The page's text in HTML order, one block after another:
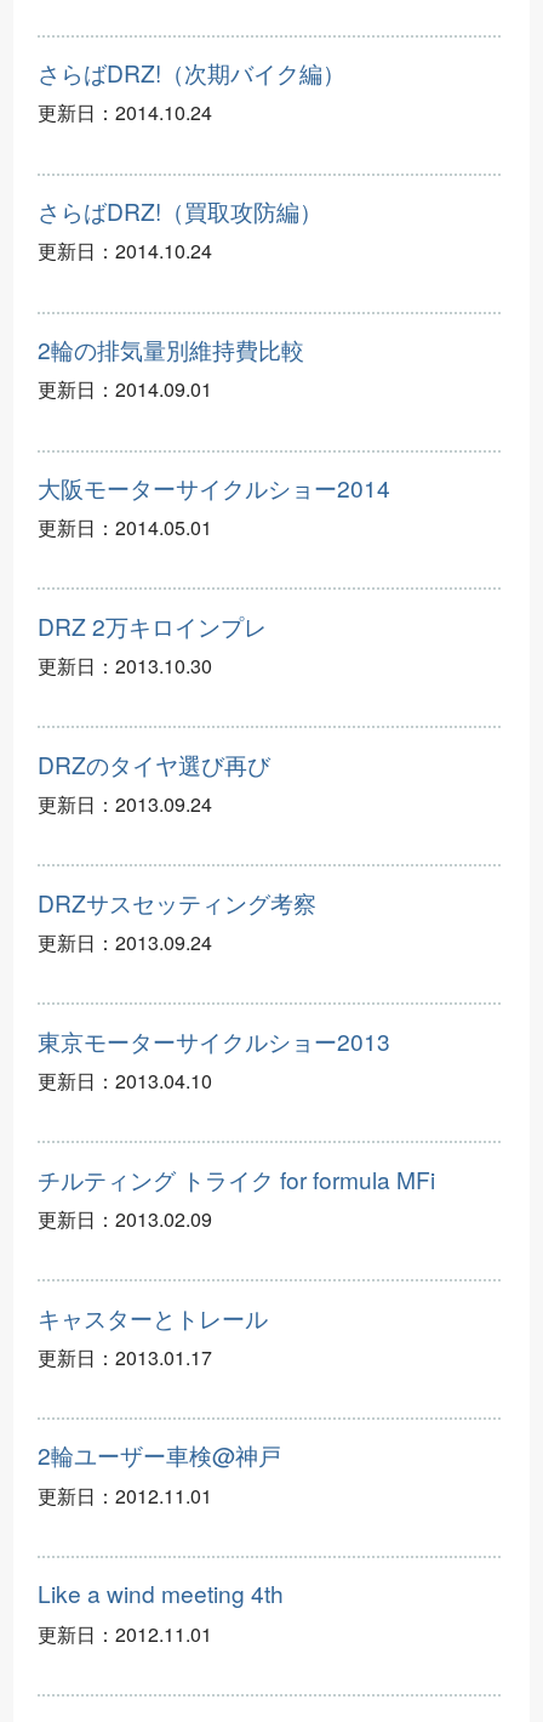
さらばDRZ!（次期バイク編）
更新日： 2014.10.24
さらばDRZ!（買取攻防編）
更新日： 2014.10.24
2輪の排気量別維持費比較
更新日： 2014.09.01
大阪モーターサイクルショー2014
更新日： 2014.05.01
DRZ 2万キロインプレ
更新日： 2013.10.30
DRZのタイヤ選び再び
更新日： 2013.09.24
DRZサスセッティング考察
更新日： 2013.09.24
東京モーターサイクルショー2013
更新日： 2013.04.10
チルティング トライク for formula MFi
更新日： 2013.02.09
キャスターとトレール
更新日： 2013.01.17
2輪ユーザー車検@神戸
更新日： 2012.11.01
Like a wind meeting 4th
更新日： 2012.11.01